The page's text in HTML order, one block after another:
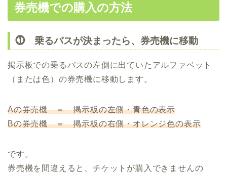
券売機での購入の方法
⓵ 乗るバスが決まったら、券売機に移動
掲示板での乗るバスの左側に出ていたアルファベット
（または色）の券売機に移動します。
Aの券売機 ＝ 掲示板の左側・青色の表示
Bの券売機 ＝ 掲示板の右側・オレンジ色の表示
です。
券売機を間違えると、チケットが購入できませんの